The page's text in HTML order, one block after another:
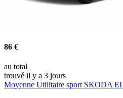
86 €
au total
trouvé il y a 3 jours
Moyenne Utilitaire sport SKODA